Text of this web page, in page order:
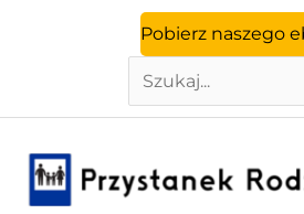
Pobierz naszego
Szukaj